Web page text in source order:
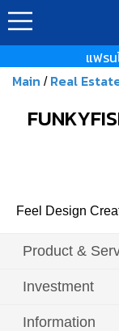
แฟร
Main / Real
Feel Design
Product &
Investment
Information